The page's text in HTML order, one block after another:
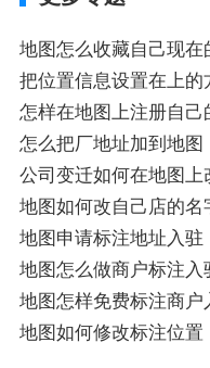
地图怎么收藏自己现在
置
把位置信息设置在上的
怎样在地图上注册自己
置
怎么把厂地址加到地图
公司变迁如何在地图上
来
地图如何改自己店的名
地图申请标注地址入驻
地图怎么做商户标注入
地图怎样免费标注商户
地图如何修改标注位置